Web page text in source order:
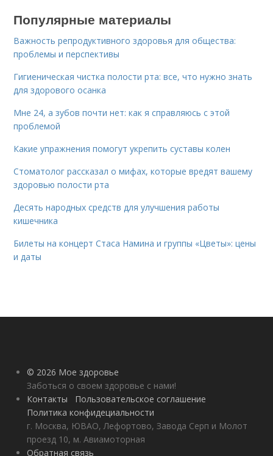
Популярные материалы
Важность репродуктивного здоровья для общества:
проблемы и перспективы
Гигиеническая чистка полости рта: все, что нужно знать
для здорового осанка
Мне 24, а зубов почти нет: как я справляюсь с этой
проблемой
Какие упражнения помогут укрепить суставы колен
Стоматолог рассказал о мифах, которые вредят вашему
здоровью полости рта
Десять народных средств для улучшения работы
кишечника
Билеты на концерт Стаса Намина и группы «Цветы»: цены
и даты
© 2026 Мое здоровье
Заботься о своем здоровье с нами!
Контакты
Пользовательское соглашение
Политика конфидециальности
г. Москва, ЮВАО, Лефортово, Завода Серп и Молот
проезд 10, м. Авиамоторная
Обратная связь